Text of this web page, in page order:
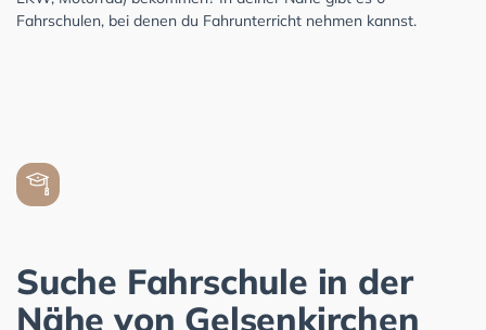
Fahrschulen, bei denen du Fahrunterricht nehmen kannst.
Suche Fahrschule in der
Nähe von Gelsenkirchen